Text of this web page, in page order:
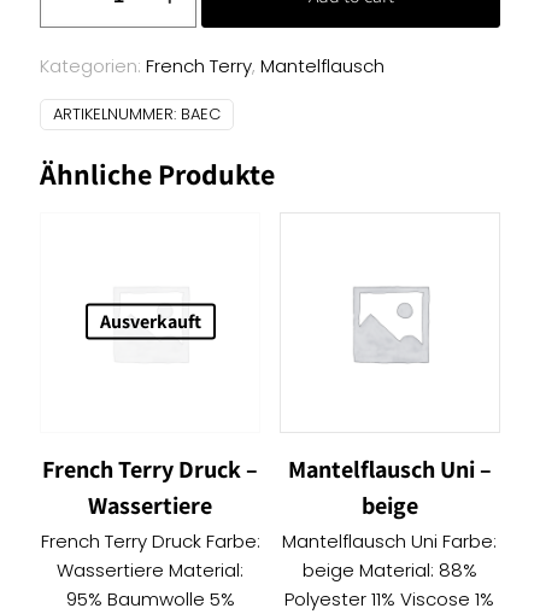
Uni
-
grün
Menge
Kategorien: French Terry, Mantelflausch
ARTIKELNUMMER: BAEC
Ähnliche Produkte
Ausverkauft
French Terry Druck –
Wassertiere
French Terry Druck Farbe:
Wassertiere Material:
95% Baumwolle 5%
Mantelflausch Uni –
beige
Mantelflausch Uni Farbe:
beige Material: 88%
Polyester 11% Viscose 1%